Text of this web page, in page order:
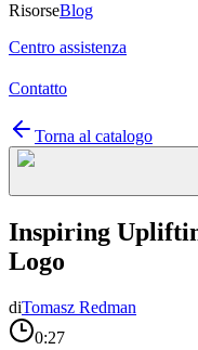
RisorseBlog
Centro assistenza
Contatto
Torna al catalogo
Inspiring
Logo
diTomasz Redman
0:27